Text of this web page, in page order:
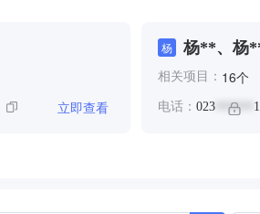
立即查看
杨 杨**、杨
相关项目： 16个
电话： 023******